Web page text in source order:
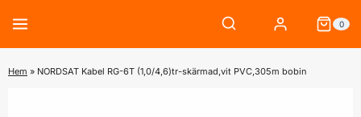
content
0
Hem » NORDSAT Kabel RG-6T (1,0/4,6)tr-skärmad,vit PVC,305m bobin